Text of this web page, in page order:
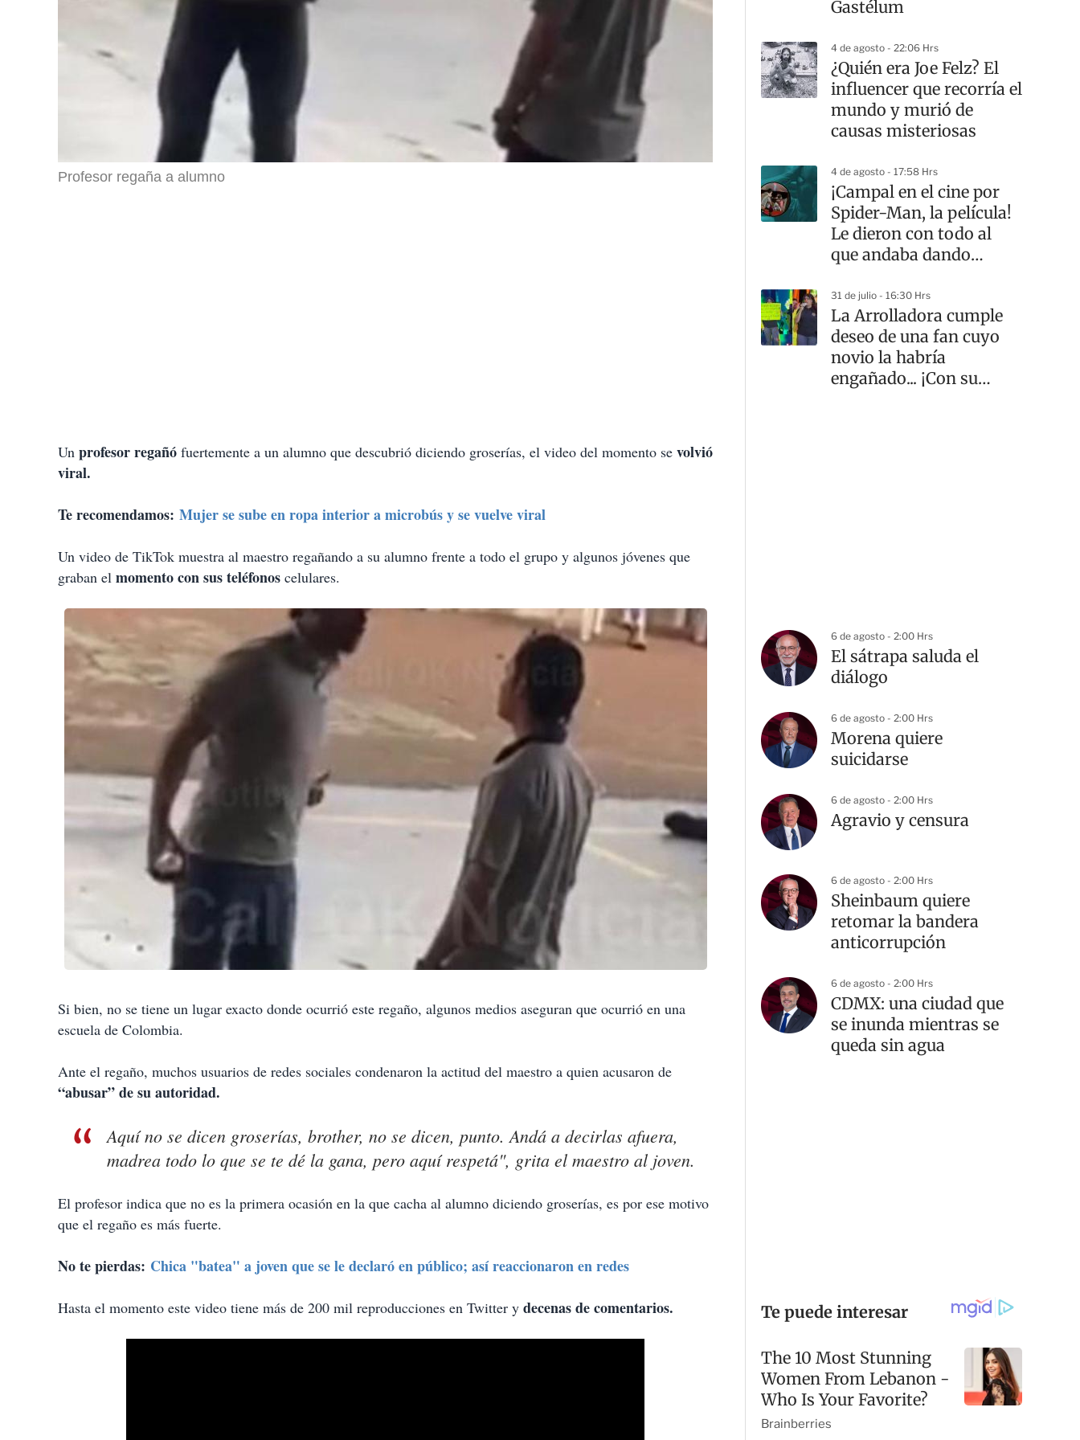
Profesor regaña a alumno
Un profesor regañó fuertemente a un alumno que descubrió diciendo groserías, el video del momento se volvió
viral.
Te recomendamos: Mujer se sube en ropa interior a microbús y se vuelve viral
Un video de TikTok muestra al maestro regañando a su alumno frente a todo el grupo y algunos jóvenes que
graban el momento con sus teléfonos celulares.
Si bien, no se tiene un lugar exacto donde ocurrió este regaño, algunos medios aseguran que ocurrió en una
escuela de Colombia.
Ante el regaño, muchos usuarios de redes sociales condenaron la actitud del maestro a quien acusaron de
“abusar” de su autoridad.
Aquí no se dicen groserías, brother, no se dicen, punto. Andá a decirlas afuera,
madrea todo lo que se te dé la gana, pero aquí respetá", grita el maestro al joven.
El profesor indica que no es la primera ocasión en la que cacha al alumno diciendo groserías, es por ese motivo
que el regaño es más fuerte.
No te pierdas: Chica "batea" a joven que se le declaró en público; así reaccionaron en redes
Hasta el momento este video tiene más de 200 mil reproducciones en Twitter y decenas de comentarios.
Gastélum
4 de agosto - 22:06 Hrs
¿Quién era Joe Felz? El
influencer que recorría el
mundo y murió de
causas misteriosas
4 de agosto - 17:58 Hrs
¡Campal en el cine por
Spider-Man, la película!
Le dieron con todo al
que andaba dando
31 de julio - 16:30 Hrs
La Arrolladora cumple
deseo de una fan cuyo
novio la habría
engañado... ¡Con su
6 de agosto - 2:00 Hrs
El sátrapa saluda el
diálogo
6 de agosto - 2:00 Hrs
Morena quiere
suicidarse
6 de agosto - 2:00 Hrs
Agravio y censura
6 de agosto - 2:00 Hrs
Sheinbaum quiere
retomar la bandera
anticorrupción
6 de agosto - 2:00 Hrs
CDMX: una ciudad que
se inunda mientras se
queda sin agua